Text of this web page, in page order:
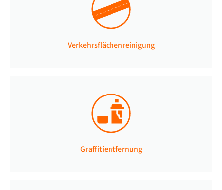
Verkehrsflächenreinigung
Graffitientfernung